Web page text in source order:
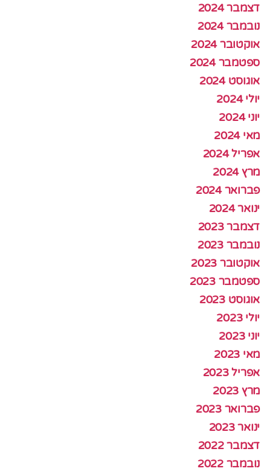
דצמבר 2024
נובמבר 2024
אוקטובר 2024
ספטמבר 2024
אוגוסט 2024
יולי 2024
יוני 2024
מאי 2024
אפריל 2024
מרץ 2024
פברואר 2024
ינואר 2024
דצמבר 2023
נובמבר 2023
אוקטובר 2023
ספטמבר 2023
אוגוסט 2023
יולי 2023
יוני 2023
מאי 2023
אפריל 2023
מרץ 2023
פברואר 2023
ינואר 2023
דצמבר 2022
נובמבר 2022